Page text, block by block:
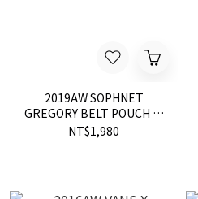
2019AW SOPHNET
GREGORY BELT POUCH 手
拿小包 藍迷彩 蠍子 現貨
NT$1,980